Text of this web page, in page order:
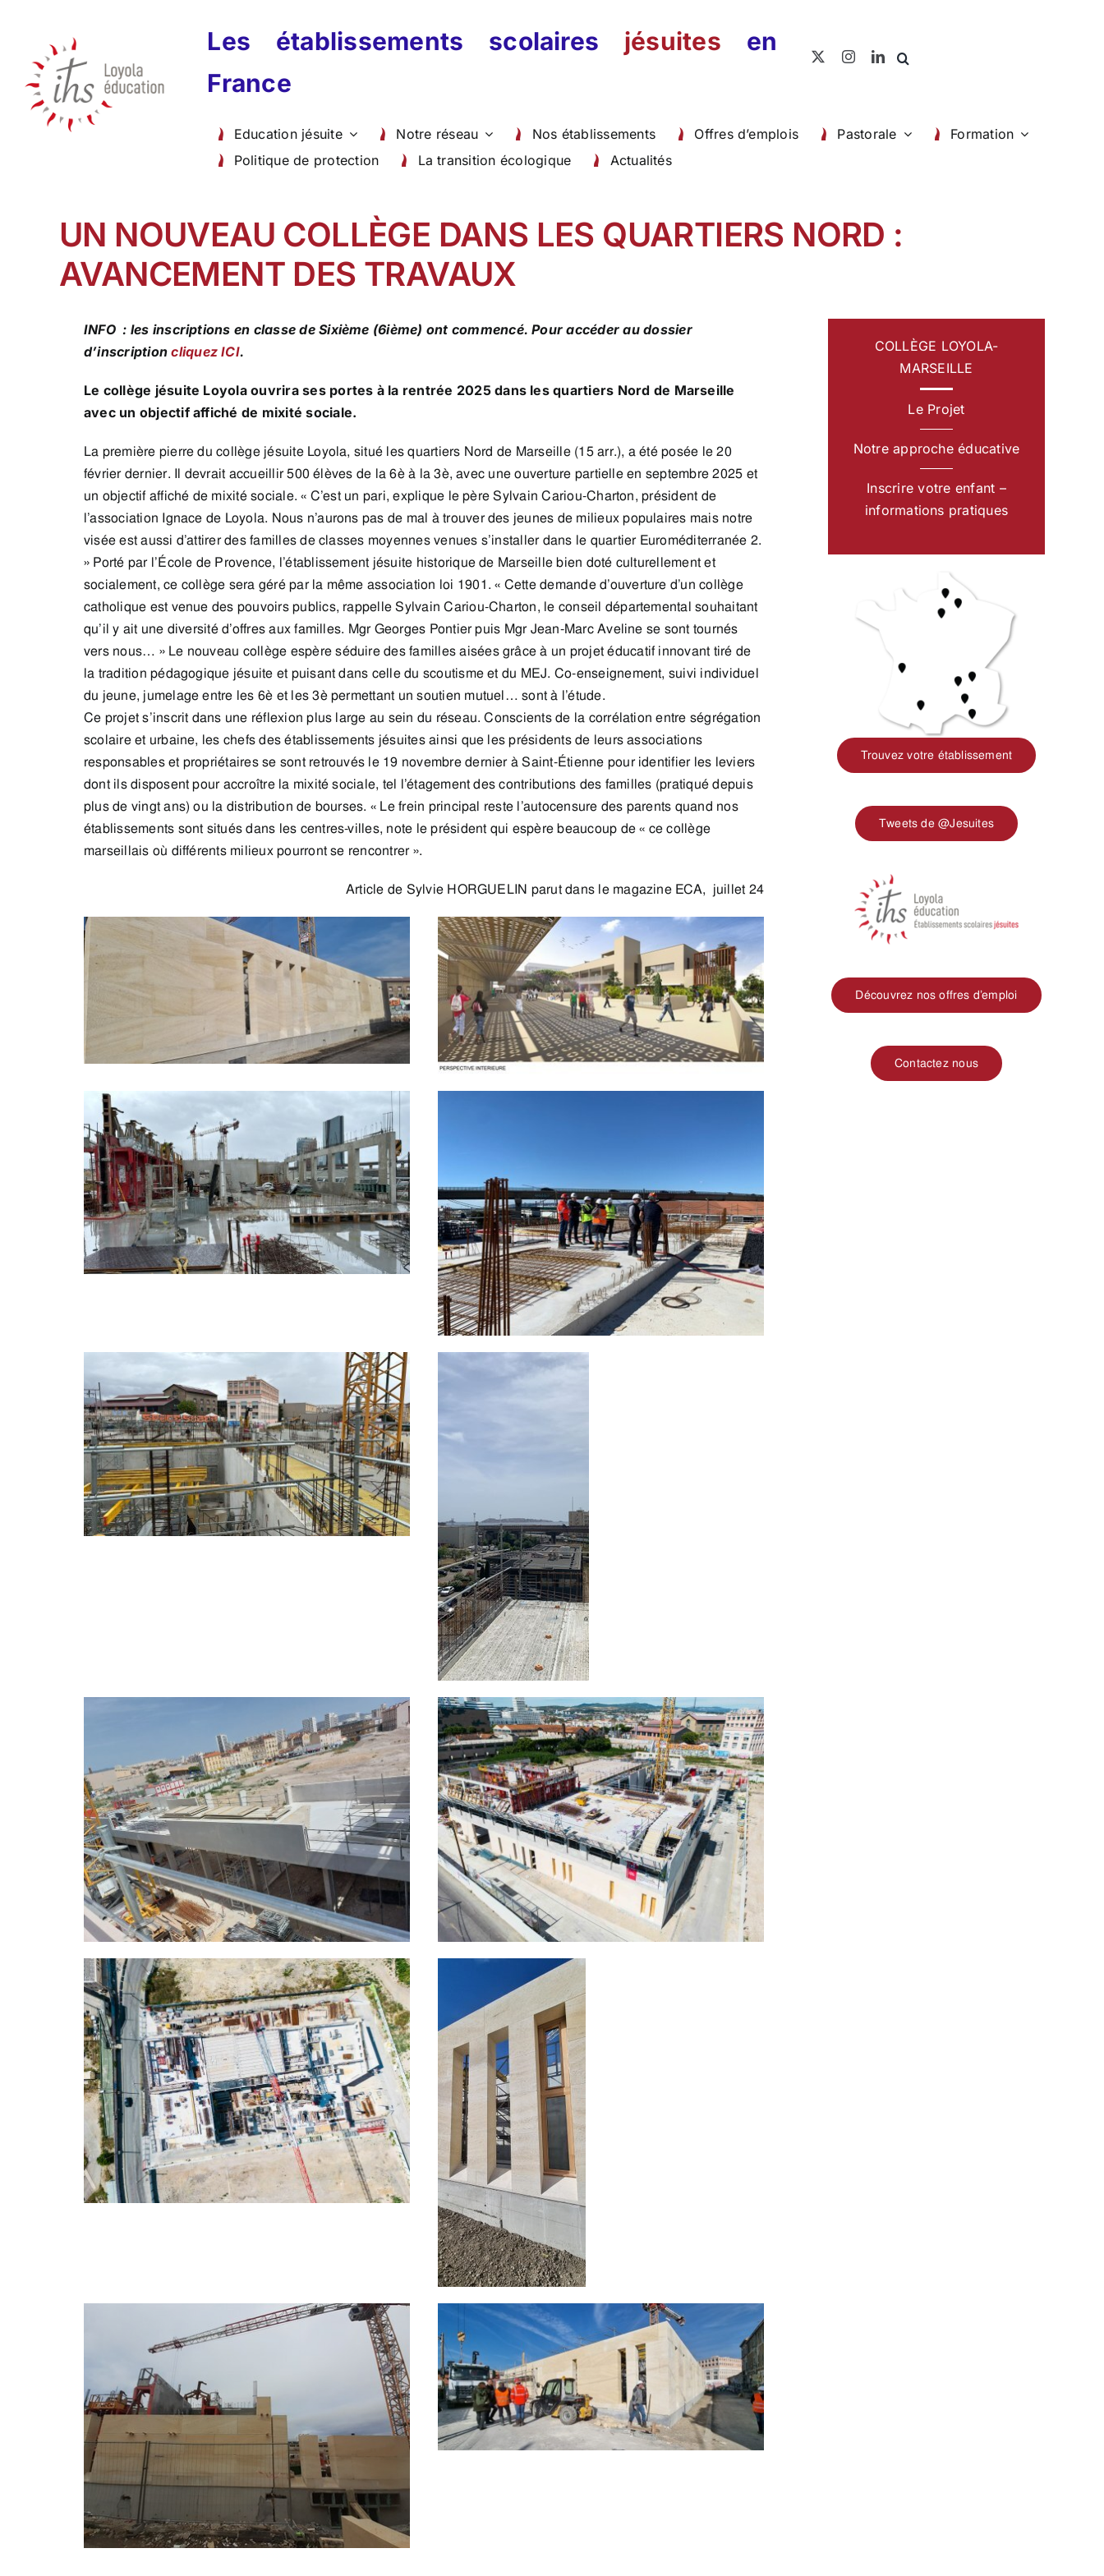
contenu
Les établissements scolaires jésuites en
France
Education jésuite Notre réseau Nos établissements Offres d’emplois Pastorale
Formation
Politique de protection
La transition écologique Actualités
UN NOUVEAU COLLÈGE DANS LES QUARTIERS NORD :
AVANCEMENT DES TRAVAUX
INFO : les inscriptions en classe de Sixième (6ième) ont commencé. Pour accéder au dossier
d’inscriptioncliquez ICI.
Le collège jésuite Loyola ouvrira ses portes à la rentrée 2025 dans les quartiers Nord de Marseille
avec un objectif affiché de mixité sociale.
La première pierre du collège jésuite Loyola, situé les quartiers Nord de Marseille (15 arr.), a été posée le 20
février dernier. Il devrait accueillir 500 élèves de la 6è à la 3è, avec une ouverture partielle en septembre 2025 et
un objectif affiché de mixité sociale. « C’est un pari, explique le père Sylvain Cariou-Charton, président de
l’association Ignace de Loyola. Nous n’aurons pas de mal à trouver des jeunes de milieux populaires mais notre
visée est aussi d’attirer des familles de classes moyennes venues s’installer dans le quartier Euroméditerranée 2.
» Porté par l’École de Provence, l’établissement jésuite historique de Marseille bien doté culturellement et
socialement, ce collège sera géré par la même association loi 1901. « Cette demande d’ouverture d’un collège
catholique est venue des pouvoirs publics, rappelle Sylvain Cariou-Charton, le conseil départemental souhaitant
qu’il y ait une diversité d’offres aux familles. Mgr Georges Pontier puis Mgr Jean-Marc Aveline se sont tournés
vers nous… » Le nouveau collège espère séduire des familles aisées grâce à un projet éducatif innovant tiré de
la tradition pédagogique jésuite et puisant dans celle du scoutisme et du MEJ. Co-enseignement, suivi individuel
du jeune, jumelage entre les 6è et les 3è permettant un soutien mutuel… sont à l’étude.
Ce projet s’inscrit dans une réflexion plus large au sein du réseau. Conscients de la corrélation entre ségrégation
scolaire et urbaine, les chefs des établissements jésuites ainsi que les présidents de leurs associations
responsables et propriétaires se sont retrouvés le 19 novembre dernier à Saint-Étienne pour identifier les leviers
dont ils disposent pour accroître la mixité sociale, tel l’étagement des contributions des familles (pratiqué depuis
plus de vingt ans) ou la distribution de bourses. « Le frein principal reste l’autocensure des parents quand nos
établissements sont situés dans les centres-villes, note le président qui espère beaucoup de « ce collège
marseillais où différents milieux pourront se rencontrer ».
Article de Sylvie HORGUELIN parut dans le magazine ECA, juillet 24
COLLÈGE LOYOLA-
MARSEILLE
Le Projet
Notre approche éducative
Inscrire votre enfant –
informations pratiques
Trouvez votre établissement
Tweets de @Jesuites
Découvrez nos offres d’emploi
Contactez nous